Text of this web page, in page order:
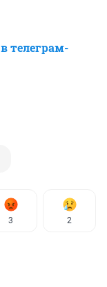
в телеграм-
3 2